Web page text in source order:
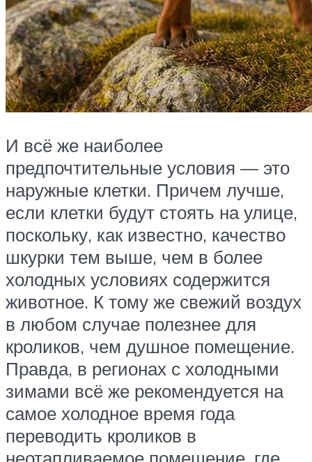
И всё же наиболее
предпочтительные условия — это
наружные клетки. Причем лучше,
если клетки будут стоять на улице,
поскольку, как известно, качество
шкурки тем выше, чем в более
холодных условиях содержится
животное. К тому же свежий воздух
в любом случае полезнее для
кроликов, чем душное помещение.
Правда, в регионах с холодными
зимами всё же рекомендуется на
самое холодное время года
переводить кроликов в